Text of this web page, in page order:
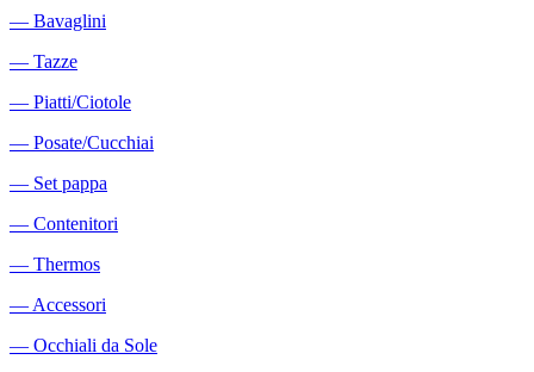
― Bavaglini
― Tazze
― Piatti/Ciotole
― Posate/Cucchiai
― Set pappa
― Contenitori
― Thermos
― Accessori
― Occhiali da Sole